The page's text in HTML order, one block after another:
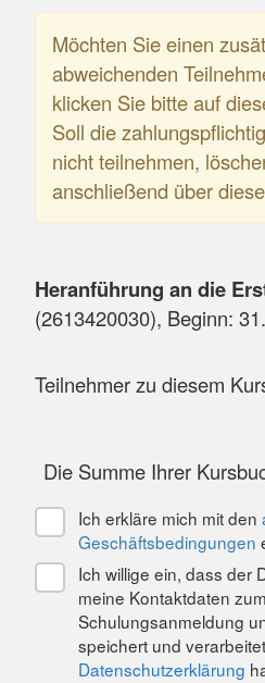
Möchten Sie einen
abweichenden
klicken Sie bitte auf
Soll die
nicht teilnehmen,
anschließend über
Heranführung an die
(2613420030), Beginn:
Teilnehmer zu diesem
Die Summe Ihrer
Ich erkläre mich mit den
Geschäftsbedingungen
Ich willige ein, dass der
meine Kontaktdaten
Schulungsanmeldung
speichert und
Datenschutzerklärung